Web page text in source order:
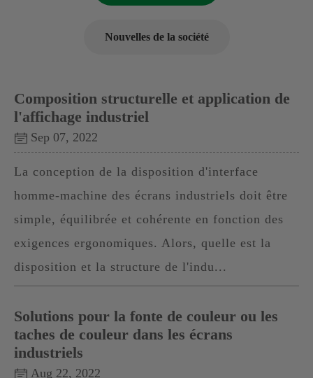
Nouvelles de la société
Composition structurelle et application de
l'affichage industriel
Sep 07, 2022
La conception de la disposition d'interface
homme-machine des écrans industriels doit être
simple, équilibrée et cohérente en fonction des
exigences ergonomiques. Alors, quelle est la
disposition et la structure de l'indu...
Solutions pour la fonte de couleur ou les
taches de couleur dans les écrans
industriels
Aug 22, 2022